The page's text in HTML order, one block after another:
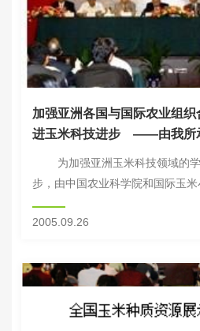
加强亚洲各国与国际农业组
进玉米科技进步 ——由我所
米大会在京举...
为加强亚洲玉米科技领域的学
步，由中国农业科学院和国际玉
（CIMMYT）共同组织，我所承办
会”于2005年9月5日至9日在中国北
2005.09.26